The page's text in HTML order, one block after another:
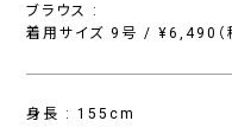
ブラウス :
着用サイズ 9号 / ¥6,490（
身長 : 155cm